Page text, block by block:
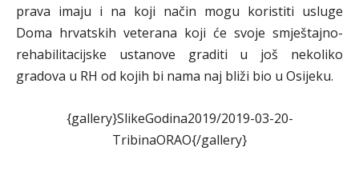
prava imaju i na koji način mogu koristiti usluge
Doma hrvatskih veterana koji će svoje smještajno-
rehabilitacijske ustanove graditi u još nekoliko
gradova u RH od kojih bi nama naj bliži bio u Osijeku.
{gallery}SlikeGodina2019/2019-03-20-
TribinaORAO{/gallery}